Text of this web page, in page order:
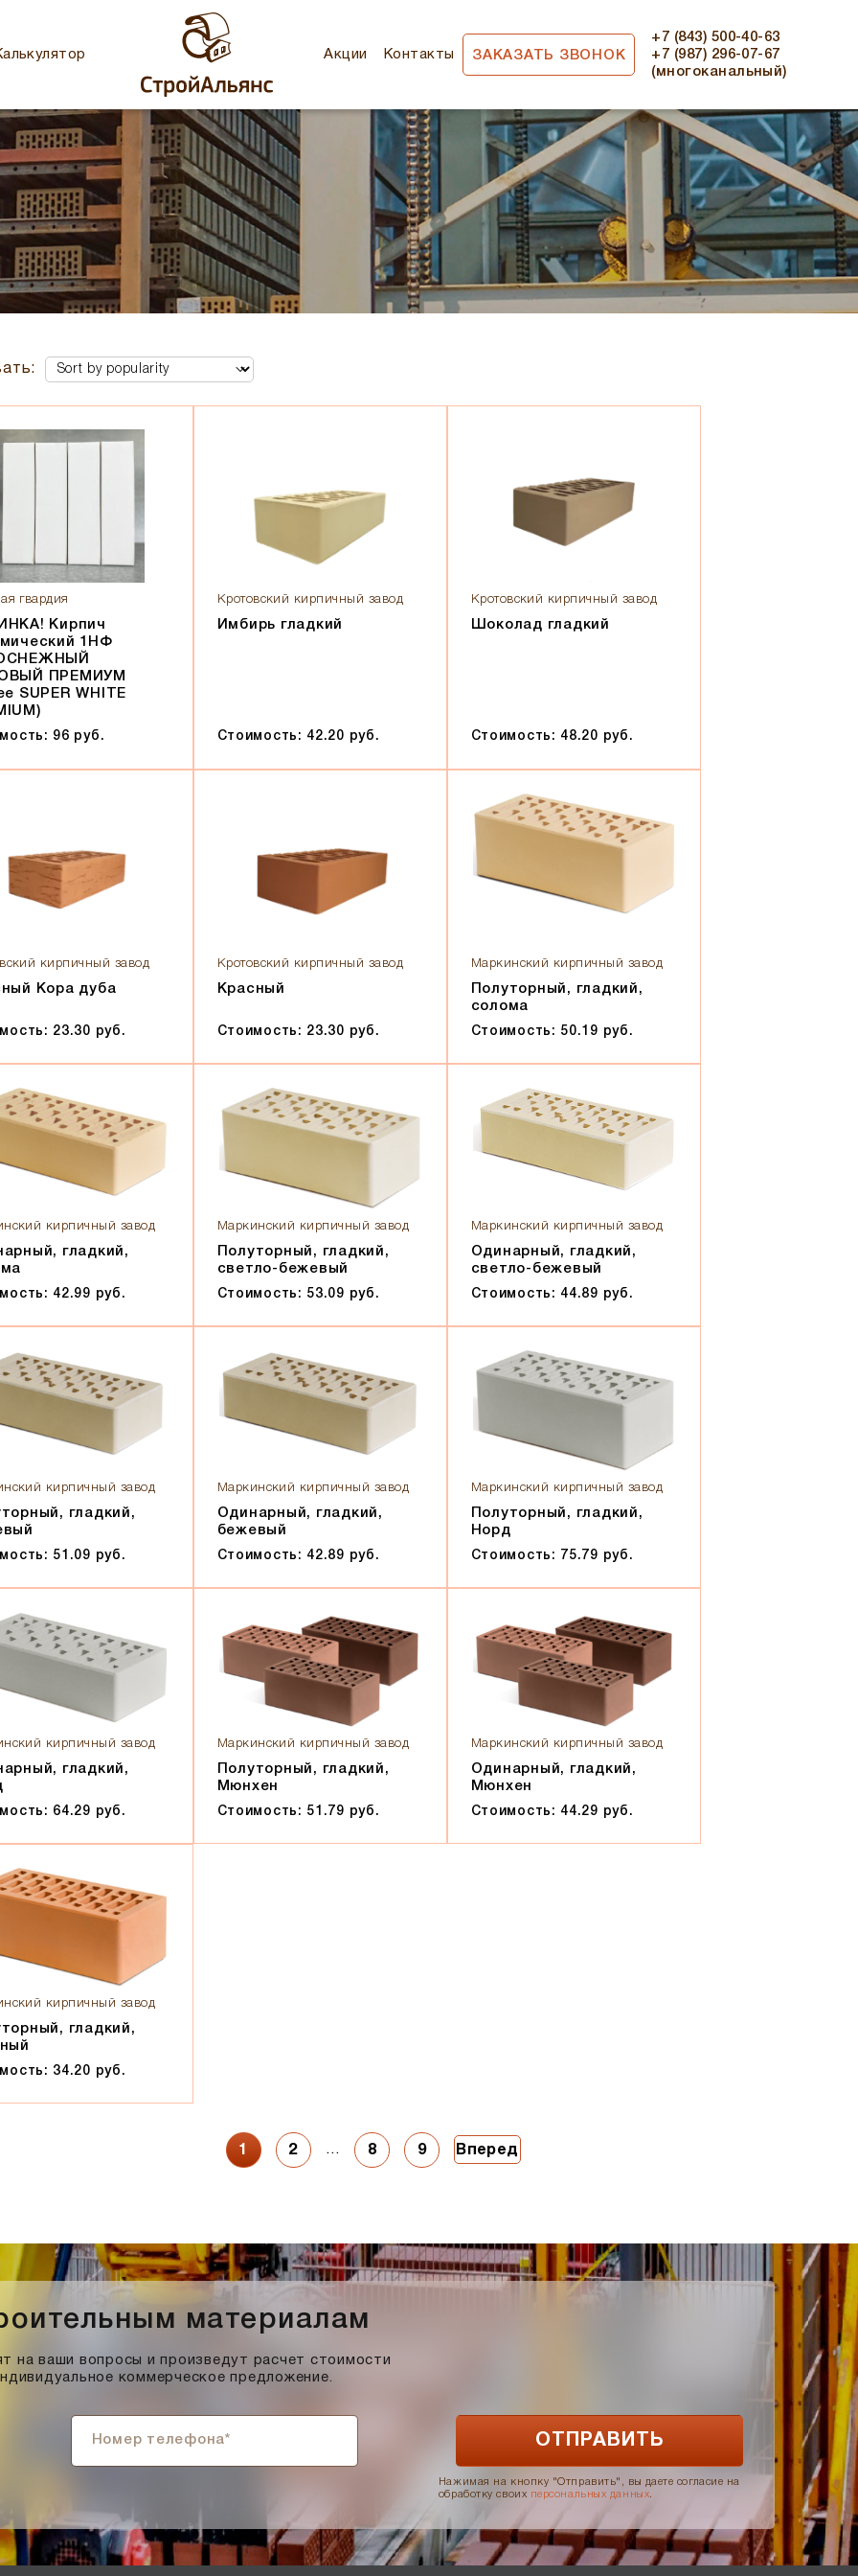
Акции Контакты ЗАКАЗАТЬ ЗВОНОК
+7 (843) 500-40-63
+7 (987) 296-07-67
(многоканальный)
гвардия
Кирпич
1НФ
ПРЕМИУМ
SUPER WHITE
96 руб.
Кротовский кирпичный завод
Имбирь гладкий
Стоимость: 42.20 руб.
Кротовский кирпичный завод
Шоколад гладкий
Стоимость: 48.20 руб.
кирпичный завод
Кора дуба
23.30 руб.
Кротовский кирпичный завод
Красный
Стоимость: 23.30 руб.
Маркинский кирпичный завод
Полуторный, гладкий,
солома
Стоимость: 50.19 руб.
кирпичный завод
гладкий,
42.99 руб.
Маркинский кирпичный завод
Полуторный, гладкий,
светло-бежевый
Стоимость: 53.09 руб.
Маркинский кирпичный завод
Одинарный, гладкий,
светло-бежевый
Стоимость: 44.89 руб.
кирпичный завод
гладкий,
51.09 руб.
Маркинский кирпичный завод
Одинарный, гладкий,
бежевый
Стоимость: 42.89 руб.
Маркинский кирпичный завод
Полуторный, гладкий,
Норд
Стоимость: 75.79 руб.
кирпичный завод
гладкий,
64.29 руб.
Маркинский кирпичный завод
Полуторный, гладкий,
Мюнхен
Стоимость: 51.79 руб.
Маркинский кирпичный завод
Одинарный, гладкий,
Мюнхен
Стоимость: 44.29 руб.
кирпичный завод
гладкий,
34.20 руб.
1 2 … 8 9 Вперед
материалам
на ваши вопросы и произведут расчет стоимости
коммерческое предложение.
Нажимая на кнопку "Отправить", вы даете согласие на
обработку своих персональных данных.